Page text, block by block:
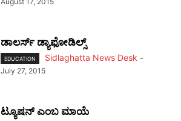
ಡಾಲರ್ಸ್ ಡ್ಯಾಫೋಡಿಲ್ಸ್
EDUCATION Sidlaghatta News Desk -
July 27, 2015
ಟ್ಯೂಷನ್ ಎಂಬ ಮಾಯೆ